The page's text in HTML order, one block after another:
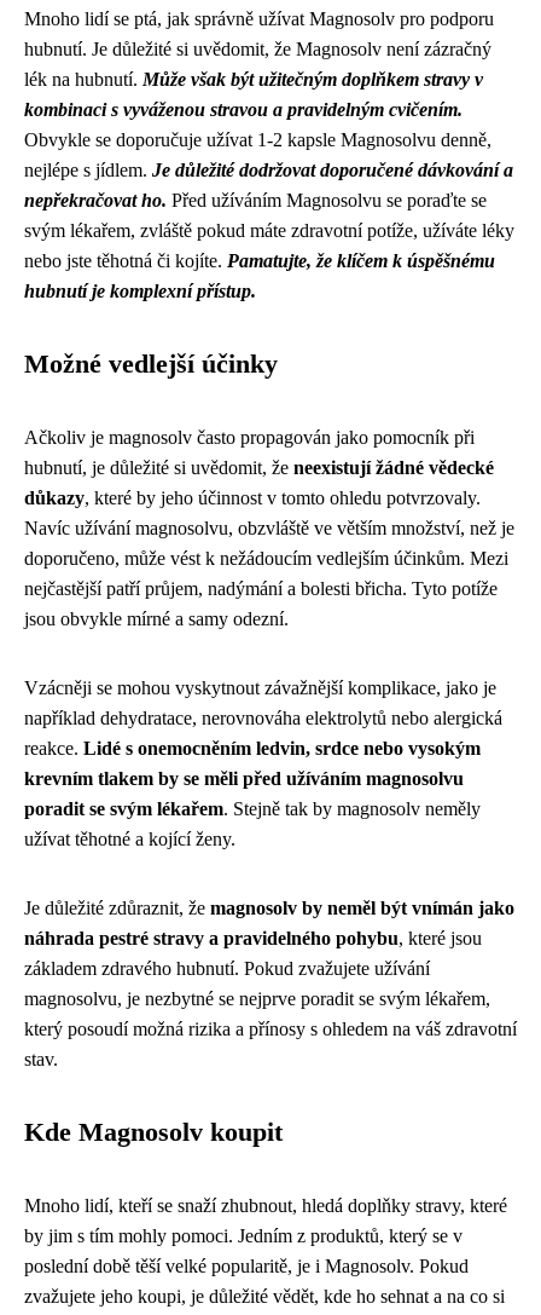
Mnoho lidí se ptá, jak správně užívat Magnosolv pro podporu
hubnutí. Je důležité si uvědomit, že Magnosolv není zázračný
lék na hubnutí. Může však být užitečným doplňkem stravy v
kombinaci s vyváženou stravou a pravidelným cvičením.
Obvykle se doporučuje užívat 1-2 kapsle Magnosolvu denně,
nejlépe s jídlem. Je důležité dodržovat doporučené dávkování a
nepřekračovat ho. Před užíváním Magnosolvu se poraďte se
svým lékařem, zvláště pokud máte zdravotní potíže, užíváte léky
nebo jste těhotná či kojíte. Pamatujte, že klíčem k úspěšnému
hubnutí je komplexní přístup.
Možné vedlejší účinky
Ačkoliv je magnosolv často propagován jako pomocník při
hubnutí, je důležité si uvědomit, že neexistují žádné vědecké
důkazy, které by jeho účinnost v tomto ohledu potvrzovaly.
Navíc užívání magnosolvu, obzvláště ve větším množství, než je
doporučeno, může vést k nežádoucím vedlejším účinkům. Mezi
nejčastější patří průjem, nadýmání a bolesti břicha. Tyto potíže
jsou obvykle mírné a samy odezní.
Vzácněji se mohou vyskytnout závažnější komplikace, jako je
například dehydratace, nerovnováha elektrolytů nebo alergická
reakce. Lidé s onemocněním ledvin, srdce nebo vysokým
krevním tlakem by se měli před užíváním magnosolvu
poradit se svým lékařem. Stejně tak by magnosolv neměly
užívat těhotné a kojící ženy.
Je důležité zdůraznit, že magnosolv by neměl být vnímán jako
náhrada pestré stravy a pravidelného pohybu, které jsou
základem zdravého hubnutí. Pokud zvažujete užívání
magnosolvu, je nezbytné se nejprve poradit se svým lékařem,
který posoudí možná rizika a přínosy s ohledem na váš zdravotní
stav.
Kde Magnosolv koupit
Mnoho lidí, kteří se snaží zhubnout, hledá doplňky stravy, které
by jim s tím mohly pomoci. Jedním z produktů, který se v
poslední době těší velké popularitě, je i Magnosolv. Pokud
zvažujete jeho koupi, je důležité vědět, kde ho sehnat a na co si